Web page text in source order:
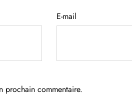
E-mail
prochain commentaire.